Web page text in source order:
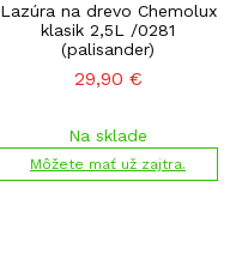
Lazúra na drevo Chemolux
klasik 2,5L /0281
(palisander)
29,90 €
Na sklade
Môžete mať už zajtra.